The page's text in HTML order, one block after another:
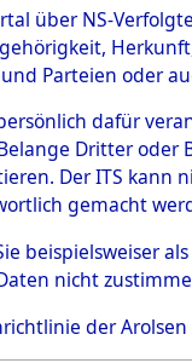
-
-
über NS-
Parteien oder
dafür
Dritter
Der ITS
gemacht
beispielsweiser
nicht
der Arolsen